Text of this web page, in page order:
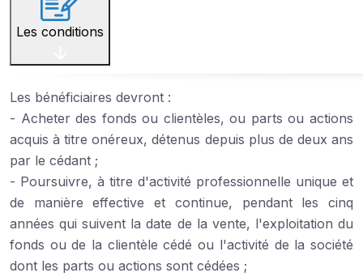
Les conditions
Les bénéficiaires devront :
- Acheter des fonds ou clientèles, ou parts ou actions
acquis à titre onéreux, détenus depuis plus de deux ans
par le cédant ;
- Poursuivre, à titre d'activité professionnelle unique et
de manière effective et continue, pendant les cinq
années qui suivent la date de la vente, l'exploitation du
fonds ou de la clientèle cédé ou l'activité de la société
dont les parts ou actions sont cédées ;